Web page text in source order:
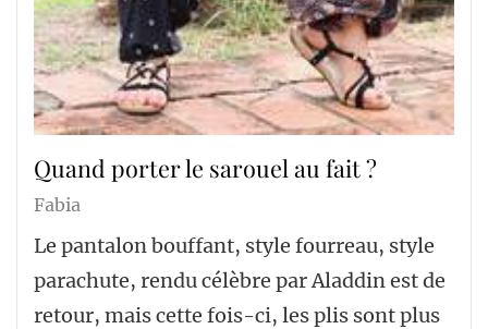
Quand porter le sarouel au fait ?
Fabia
Le pantalon bouffant, style fourreau, style
parachute, rendu célèbre par Aladdin est de
retour, mais cette fois-ci, les plis sont plus